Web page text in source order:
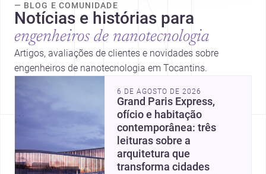
— BLOG E COMUNIDADE
Notícias e histórias para
engenheiros de nanotecnologia
Artigos, avaliações de clientes e novidades sobre
engenheiros de nanotecnologia em Tocantins.
6 DE AGOSTO DE 2026
Grand Paris Express,
ofício e habitação
contemporânea: três
leituras sobre a
arquitetura que
transforma cidades